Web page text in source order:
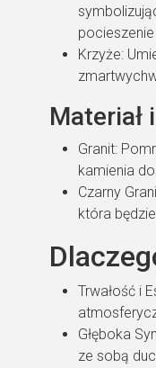
Krzyże:
Materiał
Granit:
kamienia
Czarny
która
Trwałość i
Głęboka
ze sobą